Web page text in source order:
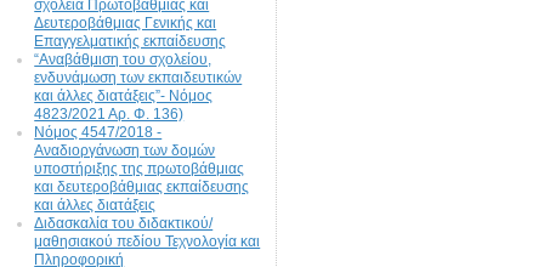
σχολεία Πρωτοβάθμιας και
Δευτεροβάθμιας Γενικής και
Επαγγελματικής εκπαίδευσης
“Αναβάθμιση του σχολείου,
ενδυνάμωση των εκπαιδευτικών
και άλλες διατάξεις”- Νόμος
4823/2021 Αρ. Φ. 136)
Νόμος 4547/2018 -
Αναδιοργάνωση των δομών
υποστήριξης της πρωτοβάθμιας
και δευτεροβάθμιας εκπαίδευσης
και άλλες διατάξεις
Διδασκαλία του διδακτικού/
μαθησιακού πεδίου Τεχνολογία και
Πληροφορική